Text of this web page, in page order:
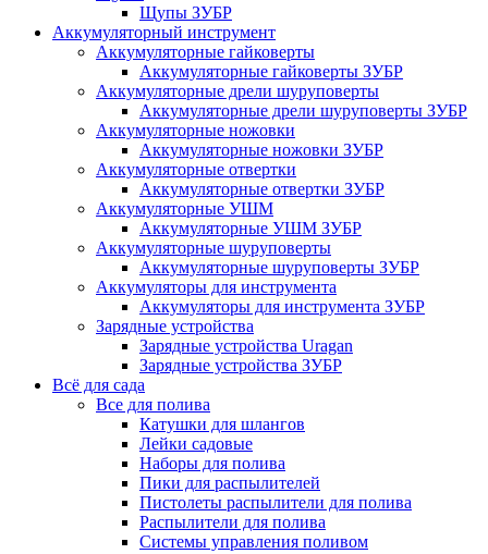
Щупы ЗУБР
Аккумуляторный инструмент
Аккумуляторные гайковерты
Аккумуляторные гайковерты ЗУБР
Аккумуляторные дрели шуруповерты
Аккумуляторные дрели шуруповерты ЗУБР
Аккумуляторные ножовки
Аккумуляторные ножовки ЗУБР
Аккумуляторные отвертки
Аккумуляторные отвертки ЗУБР
Аккумуляторные УШМ
Аккумуляторные УШМ ЗУБР
Аккумуляторные шуруповерты
Аккумуляторные шуруповерты ЗУБР
Аккумуляторы для инструмента
Аккумуляторы для инструмента ЗУБР
Зарядные устройства
Зарядные устройства Uragan
Зарядные устройства ЗУБР
Всё для сада
Все для полива
Катушки для шлангов
Лейки садовые
Наборы для полива
Пики для распылителей
Пистолеты распылители для полива
Распылители для полива
Системы управления поливом